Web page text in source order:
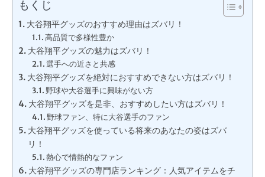
もくじ
大谷翔平グッズのおすすめ理由はズバリ！
高品質で多様性豊か
大谷翔平グッズの魅力はズバリ！
選手への近さと共感
大谷翔平グッズを絶対におすすめできない方はズバリ！
野球や大谷選手に興味がない方
大谷翔平グッズを是非、おすすめしたい方はズバリ！
野球ファン、特に大谷選手のファン
大谷翔平グッズを使っている将来のあなたの姿はズバ
リ！
熱心で情熱的なファン
大谷翔平グッズの専門店ランキング：人気アイテムをチ